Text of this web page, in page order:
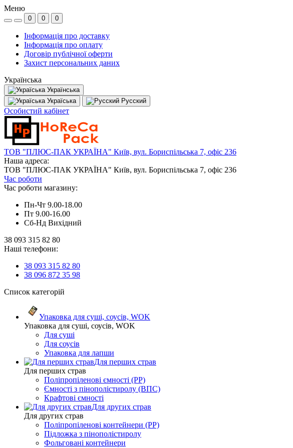
Меню
0 0 0
Інформація про доставку
Інформація про оплату
Договір публічної оферти
Захист персональних даних
Українська
Українська
Україська
Русский
Особистий кабінет
ТОВ "ПЛЮС-ПАК УКРАЇНА" Київ, вул. Бориспільська 7, офіс 236
Наша адреса:
ТОВ "ПЛЮС-ПАК УКРАЇНА" Київ, вул. Бориспільська 7, офіс 236
Час роботи
Час роботи магазину:
Пн-Чт 9.00-18.00
Пт 9.00-16.00
Сб-Нд Вихідний
38 093 315 82 80
Наші телефони:
38 093 315 82 80
38 096 872 35 98
Список категорій
Упаковка для суші, соусів, WOK
Упаковка для суші, соусів, WOK
Для суші
Для соусів
Упаковка для лапши
Для перших страв
Для перших страв
Поліпропіленові ємності (PP)
Ємності з пінополістиролу (ВПС)
Крафтові ємності
Для других страв
Для других страв
Поліпропіленові контейнери (PP)
Підложка з пінополістиролу
Фольговані контейнери